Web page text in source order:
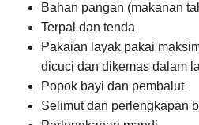
Bahan pangan (makanan
Terpal dan tenda
Pakaian layak pakai
dicuci dan dikemas dalam
Popok bayi dan pembalut
Selimut dan perlengkapan